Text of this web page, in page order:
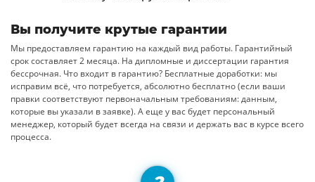
Вы получите крутые гарантии
Мы предоставляем гарантию на каждый вид работы. Гарантийный
срок составляет 2 месяца. На дипломные и диссертации гарантия
бессрочная. Что входит в гарантию? Бесплатные доработки: мы
исправим всё, что потребуется, абсолютно бесплатно (если ваши
правки соответствуют первоначальным требованиям: данным,
которые вы указали в заявке). А еще у вас будет персональный
менеджер, который будет всегда на связи и держать вас в курсе всего
процесса.